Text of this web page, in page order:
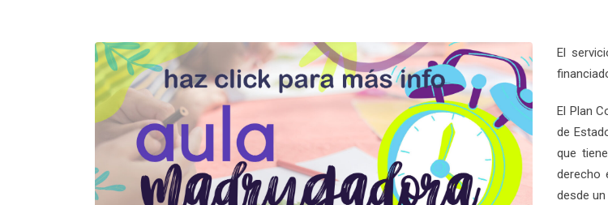
El
El Plan
de
que
derecho
desde